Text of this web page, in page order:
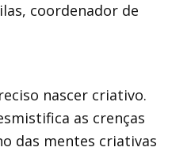
coordenador de
nascer criativo.
as crenças
das mentes criativas